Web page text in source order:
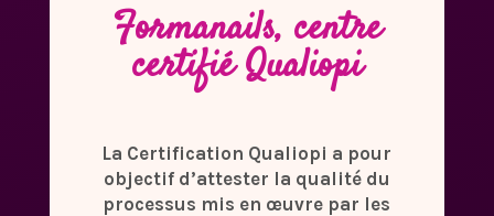
Formanails, centre
certifié Qualiopi
La Certification Qualiopi a pour
objectif d’attester la qualité du
processus mis en œuvre par les